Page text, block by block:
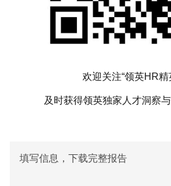
欢迎关注“领英HR精
及时获得领英独家人才洞察
填写信息，下载完整报告